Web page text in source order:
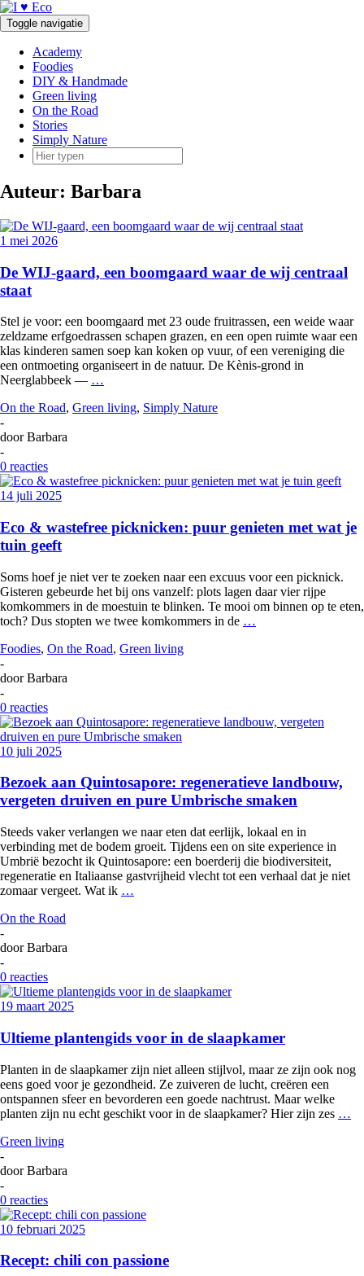
Doorgaan
naar
inhoud
Toggle navigatie
Academy
Foodies
DIY & Handmade
Green living
On the Road
Stories
Simply Nature
Auteur: Barbara
1 mei 2026
De WIJ-gaard, een boomgaard waar de wij centraal
staat
Stel je voor: een boomgaard met 23 oude fruitrassen, een weide waar
zeldzame erfgoedrassen schapen grazen, en een open ruimte waar een
klas kinderen samen soep kan koken op vuur, of een vereniging die
een ontmoeting organiseert in de natuur. De Kènis-grond in
Neerglabbeek — …
On the Road, Green living, Simply Nature
-
doorBarbara
-
0 reacties
14 juli 2025
Eco & wastefree picknicken: puur genieten met wat je
tuin geeft
Soms hoef je niet ver te zoeken naar een excuus voor een picknick.
Gisteren gebeurde het bij ons vanzelf: plots lagen daar vier rijpe
komkommers in de moestuin te blinken. Te mooi om binnen op te eten,
toch? Dus stopten we twee komkommers in de …
Foodies, On the Road, Green living
-
doorBarbara
-
0 reacties
10 juli 2025
Bezoek aan Quintosapore: regeneratieve landbouw,
vergeten druiven en pure Umbrische smaken
Steeds vaker verlangen we naar eten dat eerlijk, lokaal en in
verbinding met de bodem groeit. Tijdens een on site experience in
Umbrië bezocht ik Quintosapore: een boerderij die biodiversiteit,
regeneratie en Italiaanse gastvrijheid vlecht tot een verhaal dat je niet
zomaar vergeet. Wat ik …
On the Road
-
doorBarbara
-
0 reacties
19 maart 2025
Ultieme plantengids voor in de slaapkamer
Planten in de slaapkamer zijn niet alleen stijlvol, maar ze zijn ook nog
eens goed voor je gezondheid. Ze zuiveren de lucht, creëren een
ontspannen sfeer en bevorderen een goede nachtrust. Maar welke
planten zijn nu echt geschikt voor in de slaapkamer? Hier zijn zes …
Green living
-
doorBarbara
-
0 reacties
10 februari 2025
Recept: chili con passione